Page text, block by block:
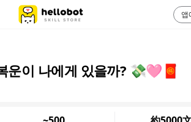
운이 나에게 있을까? 💸🩷🧧
앱